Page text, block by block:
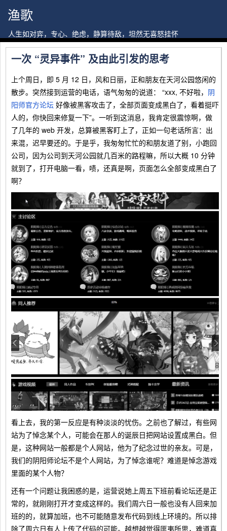
渔歌
人生如对弈，专心、绝虑，静算待敌，坦然无喜怒挂怀
一次 “灵异事件” 及由此引发的思考
上个周日，即 5 月 12 日，风和日丽，正和朋友在天河公园悠闲的
散步。突然接到运营的电话，语气匆匆的说道： “xxx, 不好啦， 阴
阳师官方论坛 好像被黑客攻击了，全部页面变成黑白了，看着挺吓
人的，你快回来修复一下”。一听到这消息，我肯定很震惊啊，做
了几年的 web 开发，总算被黑客盯上了，正如一句老话所言：出
来混，迟早要还的。于是乎，我匆匆忙忙的和朋友道了别，小跑回
公司，因为公司到天河公园就几百米的路程嘛，所以大概 10 分钟
就到了，打开电脑一看，啧，还真是啊，页面怎么全部变成黑白了
啊？
看上去，我的第一反应是有种淡淡的忧伤。之前也了解过，有些网
站为了悼念某个人，可能会在那人的诞辰日把网站设置成黑白。但
是，这种网站一般都是个人网站，他为了纪念过世的亲友。可是，
我们的阴阳师论坛不是个人网站，为了悼念谁呢？难道是悼念游戏
里面的某个人物？
还有一个问题让我困惑的是，运营说她上周五下班前看论坛还是正
常的，就刚刚打开才变成这样的。我们周六日一般也没有人回来加
班的的，就算加班，也不可能随意发布代码到线上环境的。所以排
除了周六日有人上传了代码的可能。越想越觉得匪夷所思，难道真